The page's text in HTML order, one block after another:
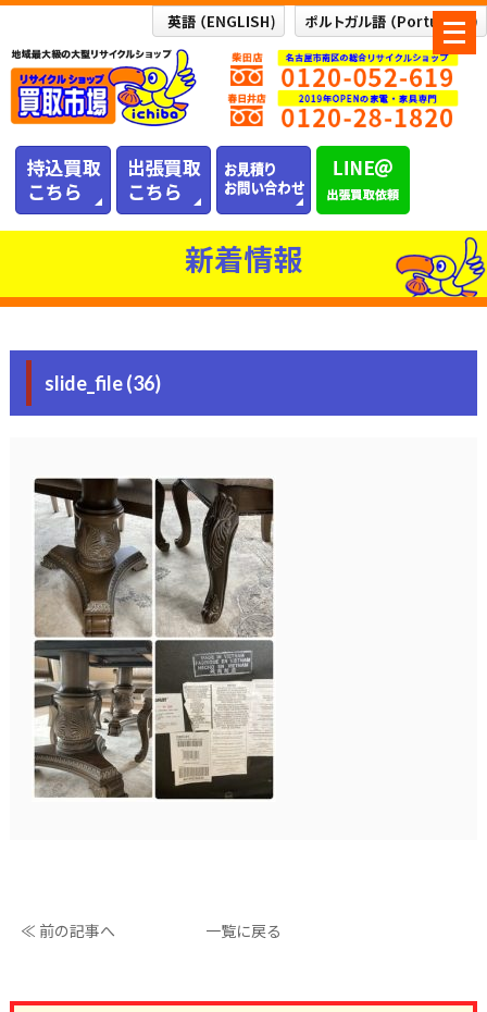
メ
ニ
ュ
ー
新着情報
slide_file (36)
≪ 前の記事へ 一覧に戻る